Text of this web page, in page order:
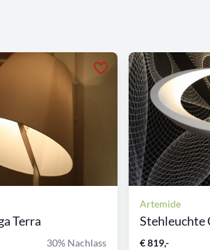
Terra
30% Nachlass
Artemide
Stehleuchte
€ 819,-